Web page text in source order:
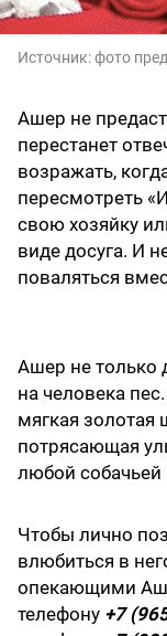
Источник:фото
Ашер не
перестанет
возражать,
пересмотреть
свою хозяйку
виде досуга. И
поваляться
Ашер не только
на человека
мягкая золотая
потрясающая
любой
Чтобы лично
влюбиться в
опекающими
телефону +7